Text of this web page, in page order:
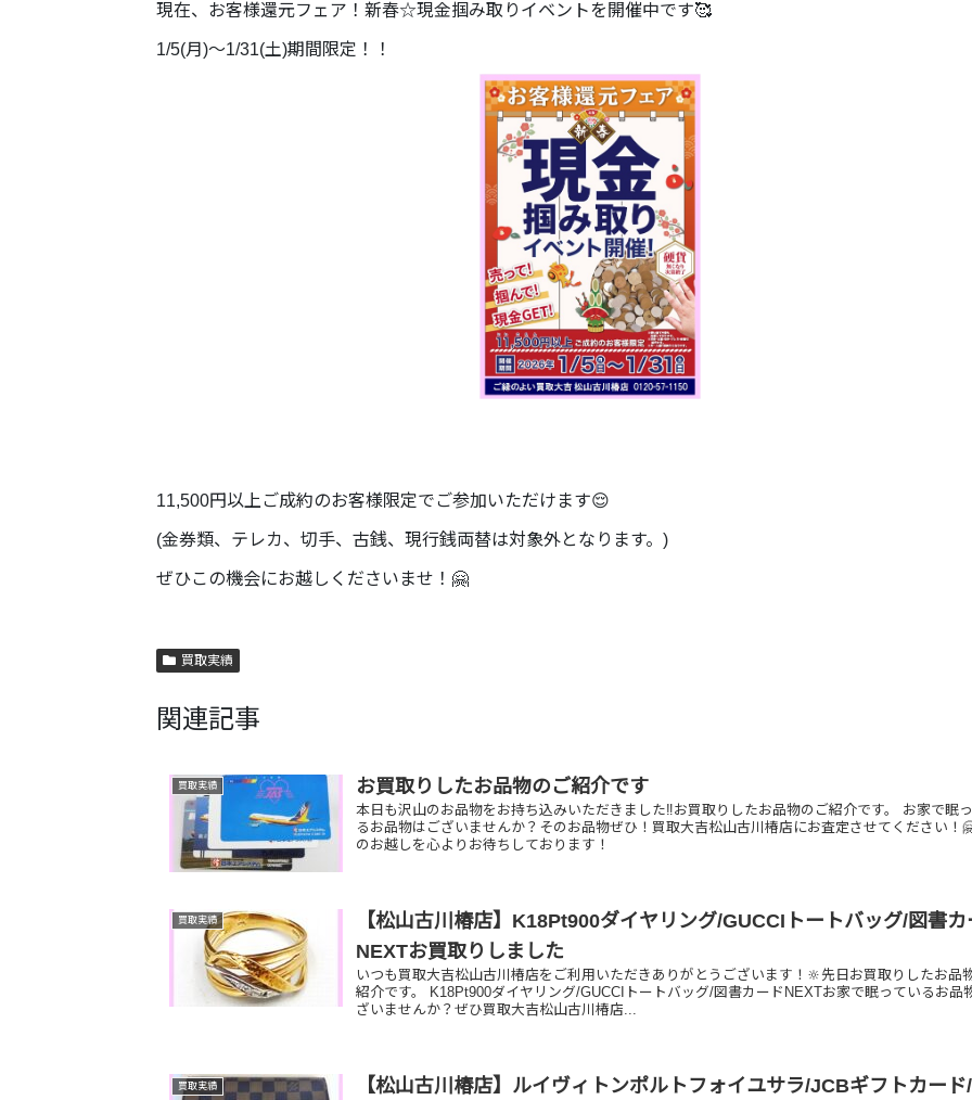
現在、お客様還元フェア！新春☆現金掴み取りイベントを開催中です🥰
1/5(月)～1/31(土)期間限定！！
11,500円以上ご成約のお客様限定でご参加いただけます😌
(金券類、テレカ、切手、古銭、現行銭両替は対象外となります。)
ぜひこの機会にお越しくださいませ！🤗
買取実績
関連記事
買取実績 お買取りしたお品物のご紹介です
本日も沢山のお品物をお持ち込みいただきました‼️お買取りしたお品物のご紹介です。 お家で眠
るお品物はございませんか？そのお品物ぜひ！買取大吉松山古川椿店にお査定させてください！
のお越しを心よりお待ちしております！
買取実績
【松山古川椿店】K18Pt900ダイヤリング/GUCCIトートバッグ/図書カ
NEXTお買取りしました
いつも買取大吉松山古川椿店をご利用いただきありがとうございます！🔆先日お買取りしたお品
紹介です。 K18Pt900ダイヤリング/GUCCIトートバッグ/図書カードNEXTお家で眠っているお品
ざいませんか？ぜひ買取大吉松山古川椿店...
買取実績
【松山古川椿店】ルイヴィトンポルトフォイユサラ/JCBギフトカード